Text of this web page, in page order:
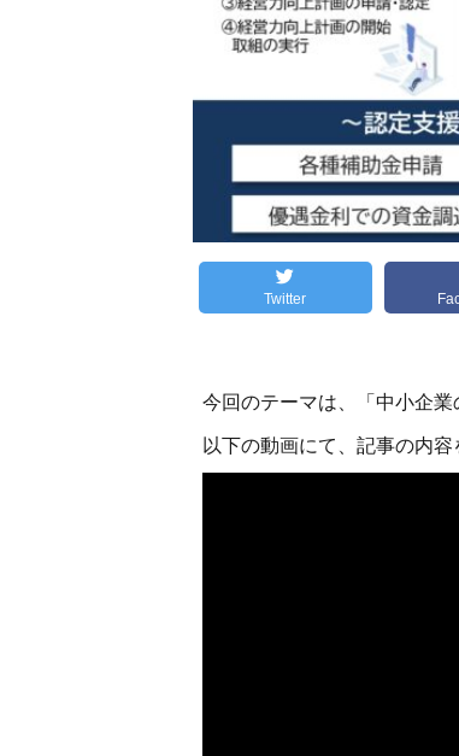
Twitter
今回のテーマは、「中小企業
以下の動画にて、記事の内容